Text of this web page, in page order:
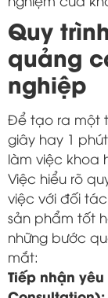
Quy
quảng
nghiệp
Để tạo ra một
giây hay 1
làm việc khoa
Việc hiểu rõ
việc với đối
sản phẩm tốt
những bước
mắt:
Tiếp nhận